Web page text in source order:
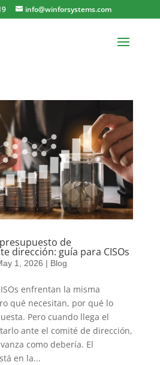
info@winforsystems.com
de
dirección: guía para CISOs
1, 2026 | Blog
enfrentan la misma
qué necesitan, por qué lo
Pero cuando llega el
ante el comité de dirección,
como debería. El
en la...